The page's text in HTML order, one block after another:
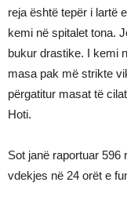
reja është tepër i lartë
kemi në spitalet tona.
bukur drastike. I kemi
masa pak më strikte
përgatitur masat të
Hoti.
Sot janë raportuar
vdekjes në 24 orët e